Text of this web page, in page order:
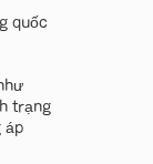
quốc
trạng
áp